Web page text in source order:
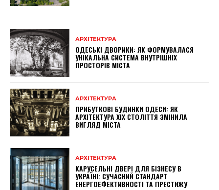
АРХІТЕКТУРА
ОДЕСЬКІ ДВОРИКИ: ЯК ФОРМУВАЛАСЯ
УНІКАЛЬНА СИСТЕМА ВНУТРІШНІХ
ПРОСТОРІВ МІСТА
АРХІТЕКТУРА
ПРИБУТКОВІ БУДИНКИ ОДЕСИ: ЯК
АРХІТЕКТУРА XIX СТОЛІТТЯ ЗМІНИЛА
ВИГЛЯД МІСТА
АРХІТЕКТУРА
КАРУСЕЛЬНІ ДВЕРІ ДЛЯ БІЗНЕСУ В
УКРАЇНІ: СУЧАСНИЙ СТАНДАРТ
ЕНЕРГОЕФЕКТИВНОСТІ ТА ПРЕСТИЖУ